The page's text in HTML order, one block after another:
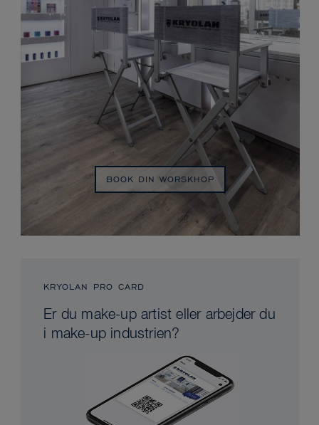
BOOK DIN WORSKHOP
KRYOLAN PRO CARD
Er du make-up artist eller arbejder du
i make-up industrien?